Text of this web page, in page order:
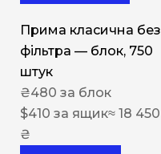
Прима класична без
фільтра — блок, 750
штук
₴480 за блок
$410 за ящик≈ 18 450
₴